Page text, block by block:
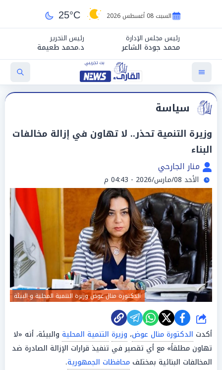
السبت 08 أغسطس 2026 25°C
رئيس مجلس الإدارة
محمد جودة الشاعر
رئيس التحرير
د.محمد طعيمة
سياسة
وزيرة التنمية تحذر.. لا تهاون في إزالة مخالفات
البناء
منار الجارحي
الأحد 08/مارس/2026 - 04:43 م
الدكتورة منال عوض وزيرة التنمية المحلية و البيئة
شارك
أكدت الدكتورة منال عوض، وزيرة التنمية المحلية والبيئة، أنه «لا
تهاون مطلقاً» مع أي تقصير في تنفيذ قرارات الإزالة الصادرة ضد
المخالفات البنائية بمختلف محافظات الجمهورية.